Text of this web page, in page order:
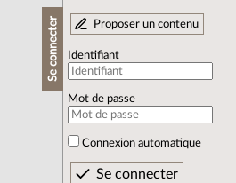
Se connecter Proposer un contenu
Identifiant
Mot de passe
Connexion automatique